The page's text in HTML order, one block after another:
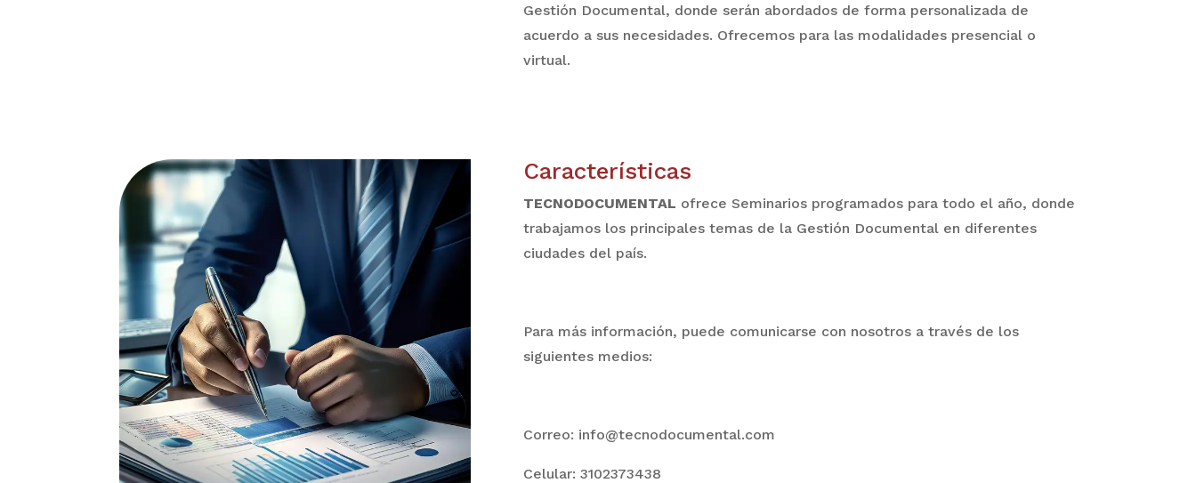
Gestión Documental, donde serán abordados de forma personalizada de
acuerdo a sus necesidades. Ofrecemos para las modalidades presencial o
virtual.
Características
TECNODOCUMENTAL ofrece Seminarios programados para todo el año, donde
trabajamos los principales temas de la Gestión Documental en diferentes
ciudades del país.
Para más información, puede comunicarse con nosotros a través de los
siguientes medios:
Correo: info@tecnodocumental.com
Celular: 3102373438